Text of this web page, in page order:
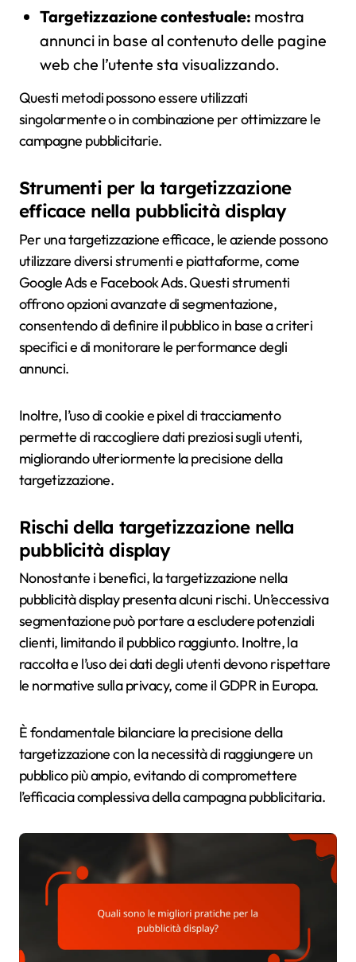
Targetizzazione contestuale: mostra
annunci in base al contenuto delle pagine
web che l’utente sta visualizzando.
Questi metodi possono essere utilizzati
singolarmente o in combinazione per ottimizzare le
campagne pubblicitarie.
Strumenti per la targetizzazione
efficace nella pubblicità display
Per una targetizzazione efficace, le aziende possono
utilizzare diversi strumenti e piattaforme, come
Google Ads e Facebook Ads. Questi strumenti
offrono opzioni avanzate di segmentazione,
consentendo di definire il pubblico in base a criteri
specifici e di monitorare le performance degli
annunci.
Inoltre, l’uso di cookie e pixel di tracciamento
permette di raccogliere dati preziosi sugli utenti,
migliorando ulteriormente la precisione della
targetizzazione.
Rischi della targetizzazione nella
pubblicità display
Nonostante i benefici, la targetizzazione nella
pubblicità display presenta alcuni rischi. Un’eccessiva
segmentazione può portare a escludere potenziali
clienti, limitando il pubblico raggiunto. Inoltre, la
raccolta e l’uso dei dati degli utenti devono rispettare
le normative sulla privacy, come il GDPR in Europa.
È fondamentale bilanciare la precisione della
targetizzazione con la necessità di raggiungere un
pubblico più ampio, evitando di compromettere
l’efficacia complessiva della campagna pubblicitaria.